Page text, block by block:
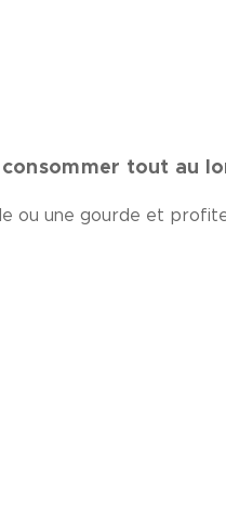
tout au
ou une gourde et